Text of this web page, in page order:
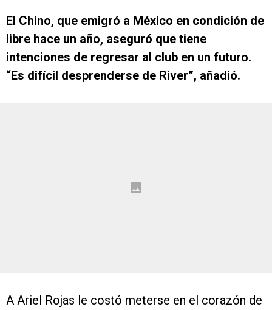
El Chino, que emigró a México en condición de
libre hace un año, aseguró que tiene
intenciones de regresar al club en un futuro.
“Es difícil desprenderse de River”, añadió.
A Ariel Rojas le costó meterse en el corazón de